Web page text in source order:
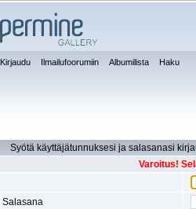
Kirjaudu Ilmailufoorumiin Albumilista Haku
Syötä käyttäjätunnuksesi ja salasanasi
Varoitus!
Salasana